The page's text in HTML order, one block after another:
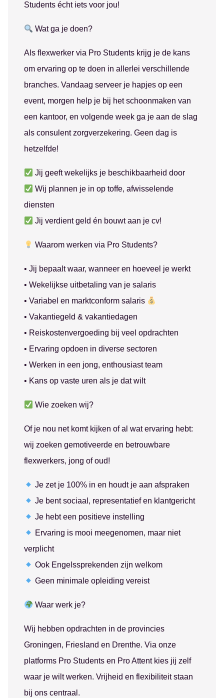
Students écht iets voor jou!
Wat ga je doen?
Als flexwerker via Pro Students krijg je de kans
om ervaring op te doen in allerlei verschillende
branches. Vandaag serveer je hapjes op een
event, morgen help je bij het schoonmaken van
een kantoor, en volgende week ga je aan de slag
als consulent zorgverzekering. Geen dag is
hetzelfde!
Jij geeft wekelijks je beschikbaarheid door
Wij plannen je in op toffe, afwisselende
diensten
Jij verdient geld én bouwt aan je cv!
Waarom werken via Pro Students?
• Jij bepaalt waar, wanneer en hoeveel je werkt
• Wekelijkse uitbetaling van je salaris
• Variabel en marktconform salaris
• Vakantiegeld & vakantiedagen
• Reiskostenvergoeding bij veel opdrachten
• Ervaring opdoen in diverse sectoren
• Werken in een jong, enthousiast team
• Kans op vaste uren als je dat wilt
Wie zoeken wij?
Of je nou net komt kijken of al wat ervaring hebt:
wij zoeken gemotiveerde en betrouwbare
flexwerkers, jong of oud!
Je zet je 100% in en houdt je aan afspraken
Je bent sociaal, representatief en klantgericht
Je hebt een positieve instelling
Ervaring is mooi meegenomen, maar niet
verplicht
Ook Engelssprekenden zijn welkom
Geen minimale opleiding vereist
Waar werk je?
Wij hebben opdrachten in de provincies
Groningen, Friesland en Drenthe. Via onze
platforms Pro Students en Pro Attent kies jij zelf
waar je wilt werken. Vrijheid en flexibiliteit staan
bij ons centraal.